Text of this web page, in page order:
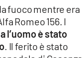
fuoco mentre era
Romeo 156. I
l’uomo è stato
. Il ferito è stato